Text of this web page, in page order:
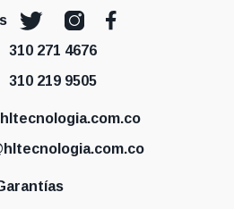
310 271 4676
310 219 9505